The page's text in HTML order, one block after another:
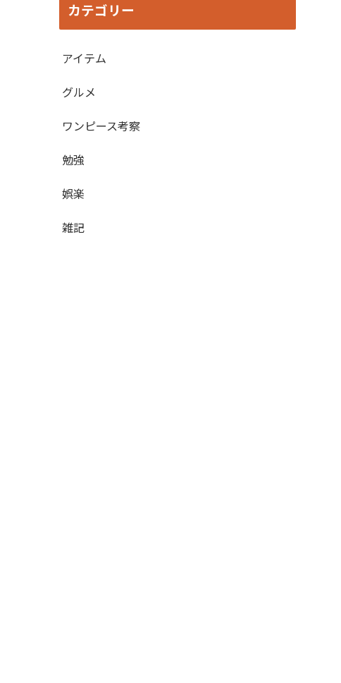
カテゴリー
アイテム
グルメ
ワンピース考察
勉強
娯楽
雑記